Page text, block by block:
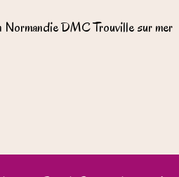
Normandie DMC Trouville sur mer